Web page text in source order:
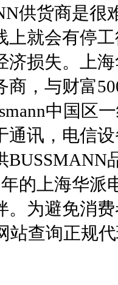
供货商是很
上就会有停
济损失。上
，与财富
中国区
通讯，电信
BUSSMANN
的上海华派
。为避免消
站查询正规